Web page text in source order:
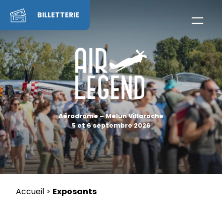
content
Aérodrome – Melun Villaroche
5 et 6 septembre 2026
BILLETTERIE
Accueil > Exposants